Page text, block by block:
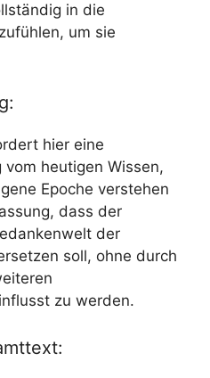
in die
um sie
hier eine
heutigen Wissen,
Epoche verstehen
dass der
der
soll, ohne durch
zu werden.